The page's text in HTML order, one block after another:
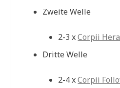
Zweite Welle
2-3 xCorpii
Dritte Welle
2-4 xCorpii